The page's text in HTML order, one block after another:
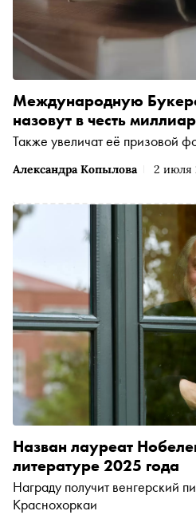
Александра Копылова 2 июля
Международную
назовут в честь
Также увеличат её призовой
Назван лауреат
литературе 2025 года
Награду получит венгерский
Краснохоркаи